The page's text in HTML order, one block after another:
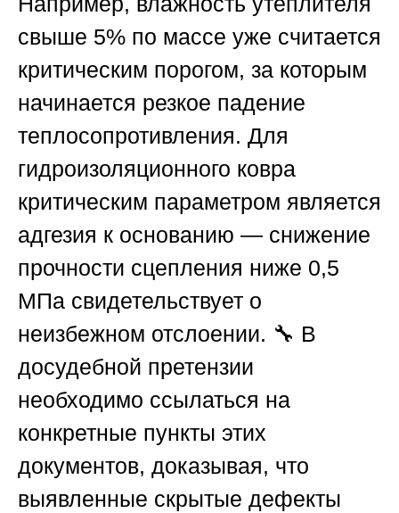
свыше 5% по массе уже считается
критическим порогом, за которым
начинается резкое падение
теплосопротивления. Для
гидроизоляционного ковра
критическим параметром является
адгезия к основанию — снижение
прочности сцепления ниже 0,5
МПа свидетельствует о
неизбежном отслоении. 🔧 В
досудебной претензии
необходимо ссылаться на
конкретные пункты этих
документов, доказывая, что
выявленные скрытые дефекты